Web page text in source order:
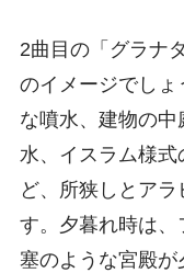
2曲目の「グラナ
のイメージでしょ
な噴水、建物の
水、イスラム様
ど、所狭しとア
す。夕暮れ時は
塞のような宮殿